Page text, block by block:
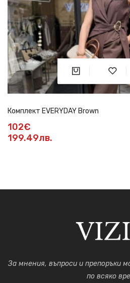
Комплект EVERYDAY Brown
102€
199.49лв.
За мнения, въпроси и препоръки
по всяко